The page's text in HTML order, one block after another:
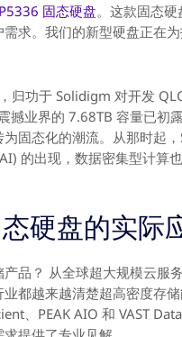
固态硬盘。这款固态
求。我们的新型硬盘正在
归功于 Solidigm 对开发
撼业界的 7.68TB 容量已初
固态化的潮流。从那时起
的出现，数据密集型计算
硬盘的实际
品？ 从全球超大规模云服
都越来越清楚超高密度存
、PEAK AIO 和 VAST